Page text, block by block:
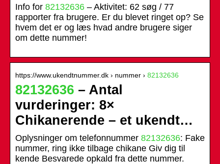
Info for 82132636 – Aktivitet: 62 søg / 77
rapporter fra brugere. Er du blevet ringet op? Se
hvem det er og læs hvad andre brugere siger
om dette nummer!
https://www.ukendtnummer.dk › nummer › 82132636
82132636 – Antal
vurderinger: 8×
Chikanerende – et ukendt…
Oplysninger om telefonnummer 82132636: Fake
nummer, ring ikke tilbage chikane Giv dig til
kende Besvarede opkald fra dette nummer.